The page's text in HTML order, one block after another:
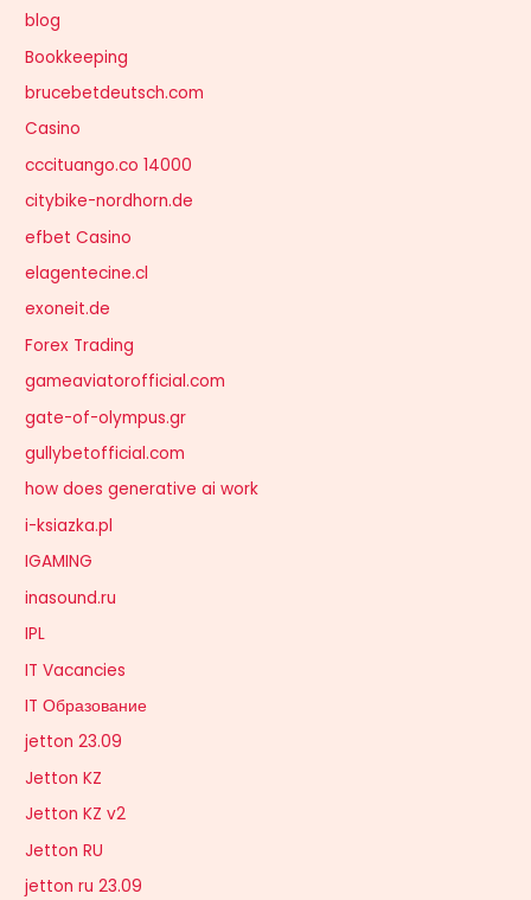
blog
Bookkeeping
brucebetdeutsch.com
Casino
cccituango.co 14000
citybike-nordhorn.de
efbet Casino
elagentecine.cl
exoneit.de
Forex Trading
gameaviatorofficial.com
gate-of-olympus.gr
gullybetofficial.com
how does generative ai work
i-ksiazka.pl
IGAMING
inasound.ru
IPL
IT Vacancies
IT Образование
jetton 23.09
Jetton KZ
Jetton KZ v2
Jetton RU
jetton ru 23.09